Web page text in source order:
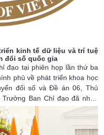
kinh tế dữ liệu và trí tuệ
đổi số quốc gia
đạo tại phiên họp lần thứ ba
phủ về phát triển khoa học
đổi số và Đề án 06, Thủ
Ban Chỉ đạo đã nhấn
trọng là tập trung phát triển
toàn diện; bảo đảm kết nối,
hiệu lực, hiệu quả quản trị